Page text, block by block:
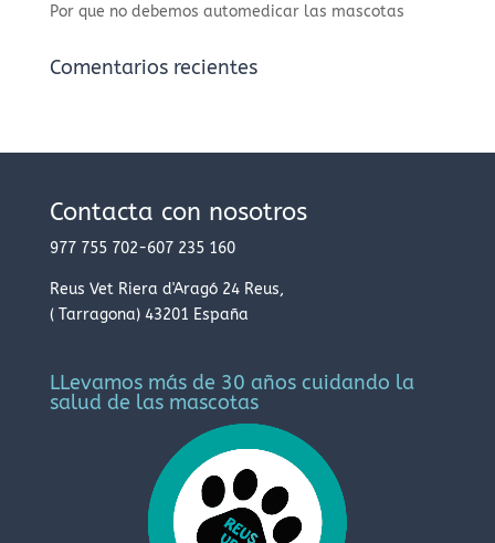
Por que no debemos automedicar las mascotas
Comentarios recientes
Contacta con nosotros
977 755 702-607 235 160
Reus VetRiera d'Aragó 24 Reus,
( Tarragona) 43201 España
LLevamos más de 30 años cuidando la
salud de las mascotas